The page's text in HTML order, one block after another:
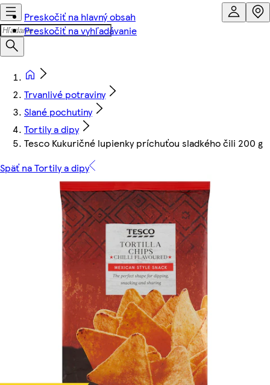
Preskočiť na hlavný obsah
Preskočiť na vyhľadávanie
Trvanlivé potraviny
Slané pochutiny
Tortily a dipy
Tesco Kukuričné lupienky príchuťou sladkého čili 200 g
Späť na Tortily a dipy